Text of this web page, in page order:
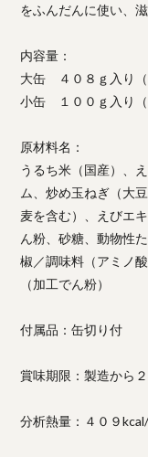
をふんだんに使い、
内容量：
大缶 ４０８ｇ入り（
小缶 １００ｇ入り（
原材料名：
うるち米（国産）、
ム、炒め玉ねぎ（大
麦を含む）、えびエ
ん粉、砂糖、動物性
椒／調味料（アミノ
（加工でん粉）
付属品：缶切り付
賞味期限：製造から
分析熱量：４０９